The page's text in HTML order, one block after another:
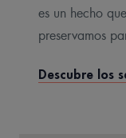
es un hecho
preservamos
Descubre los